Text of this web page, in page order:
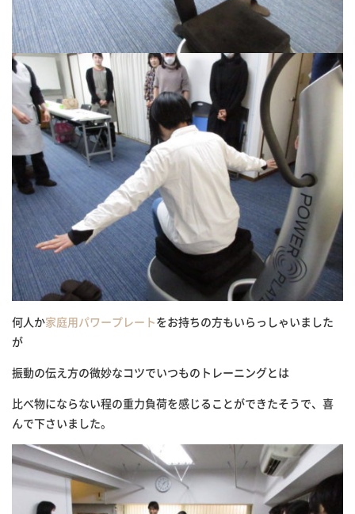
何人か家庭用パワープレートをお持ちの方もいらっしゃいました
が
振動の伝え方の微妙なコツでいつものトレーニングとは
比べ物にならない程の重力負荷を感じることができたそうで、 喜
んで下さいました。